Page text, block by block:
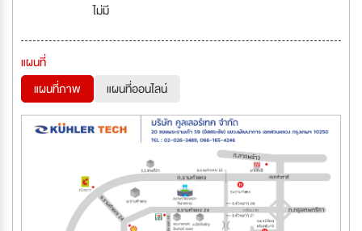
ไม่มี
แผนที่
แผนที่ภาพ
แผนที่ออนไลน์